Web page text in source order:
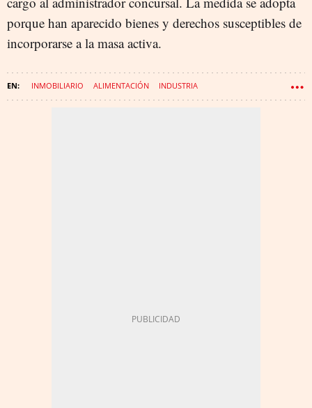
porque han aparecido bienes y derechos susceptibles de
incorporarse a la masa activa.
INMOBILIARIO ALIMENTACIÓN INDUSTRIA